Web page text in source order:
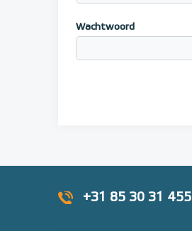
Wachtwoord
+31 85 30 31 455